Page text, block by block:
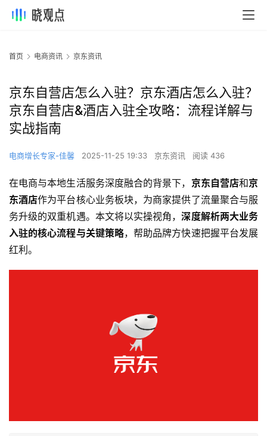
首页 电商资讯 京东资讯
京东自营店怎么入驻？京东酒店怎么入驻？
京东自营店&酒店入驻全攻略：流程详解与
实战指南
电商增长专家-佳馨 2025-11-25 19:33 京东资讯 阅读 436
在电商与本地生活服务深度融合的背景下， 京东自营店和京
东酒店作为平台核心业务板块，为商家提供了流量聚合与服
务升级的双重机遇。本文将以实操视角，深度解析两大业务
入驻的核心流程与关键策略，帮助品牌方快速把握平台发展
红利。